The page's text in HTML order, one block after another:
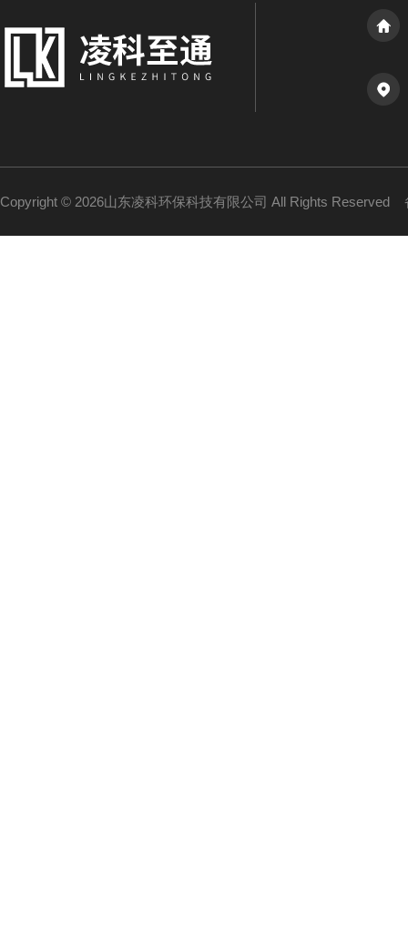
Copyright © 2026山东凌科环保科技有限公司 All Rights Reserved